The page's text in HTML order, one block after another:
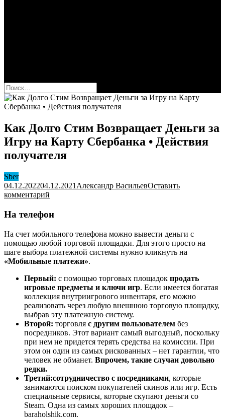
Найти:
Как Долго Стим Возвращает Деньги за
Игру на Карту Сбербанка • Действия
получателя
Sber
04.12.202204.12.2021 Александр ВасильевОставить
комментарий
Долго
Деньги
за
Игру
на
Карту
Сбербанка
•
Действия
получателя
На телефон
На счет мобильного телефона можно вывести деньги с
помощью любой торговой площадки. Для этого просто на
шаге выбора платежной системы нужно кликнуть на
«Мобильные платежи».
Первый: с помощью торговых площадок продать
игровые предметы и ключи игр. Если имеется богатая
коллекция внутриигрового инвентаря, его можно
реализовать через любую внешнюю торговую площадку,
выбрав эту платежную систему.
Второй: торговля с другим пользователем без
посредников. Этот вариант самый выгодный, поскольку
при нем не придется терять средства на комиссии. При
этом он один из самых рискованных – нет гарантии, что
человек не обманет. Впрочем, такие случаи довольно
редки.
Третий:сотрудничество с посредниками, которые
занимаются поиском покупателей скинов или игр. Есть
специальные сервисы, которые скупают деньги со
Steam. Одна из самых хороших площадок –
baraholshik.com.